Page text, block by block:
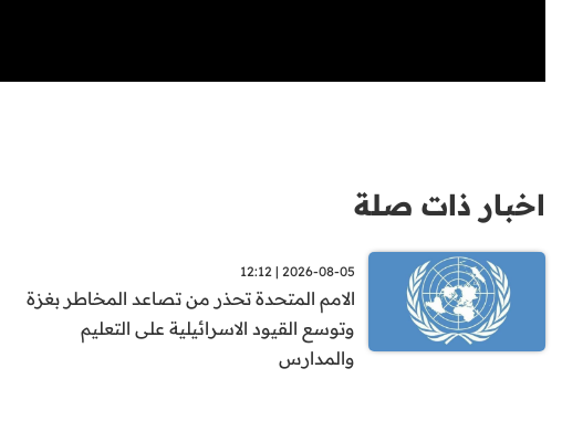
اخبار ذات صلة
2026-08-05 | 12:12
الامم المتحدة تحذر من تصاعد المخاطر بغزة
وتوسع القيود الاسرائيلية على التعليم
والمدارس